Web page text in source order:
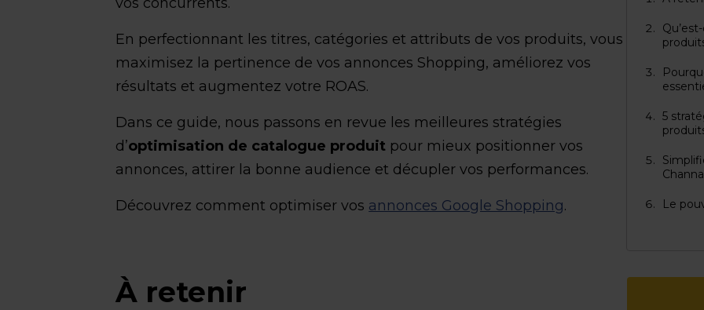
En perfectionnant les titres, catégories et attributs de vos produits, vous
maximisez la pertinence de vos annonces Shopping, améliorez vos
résultats et augmentez votre ROAS.
Dans ce guide, nous passons en revue les meilleures stratégies
d’optimisation de catalogue produit pour mieux positionner vos
annonces, attirer la bonne audience et décupler vos performances.
Découvrez comment optimiser vos annonces Google Shopping.
À retenir
5
Le